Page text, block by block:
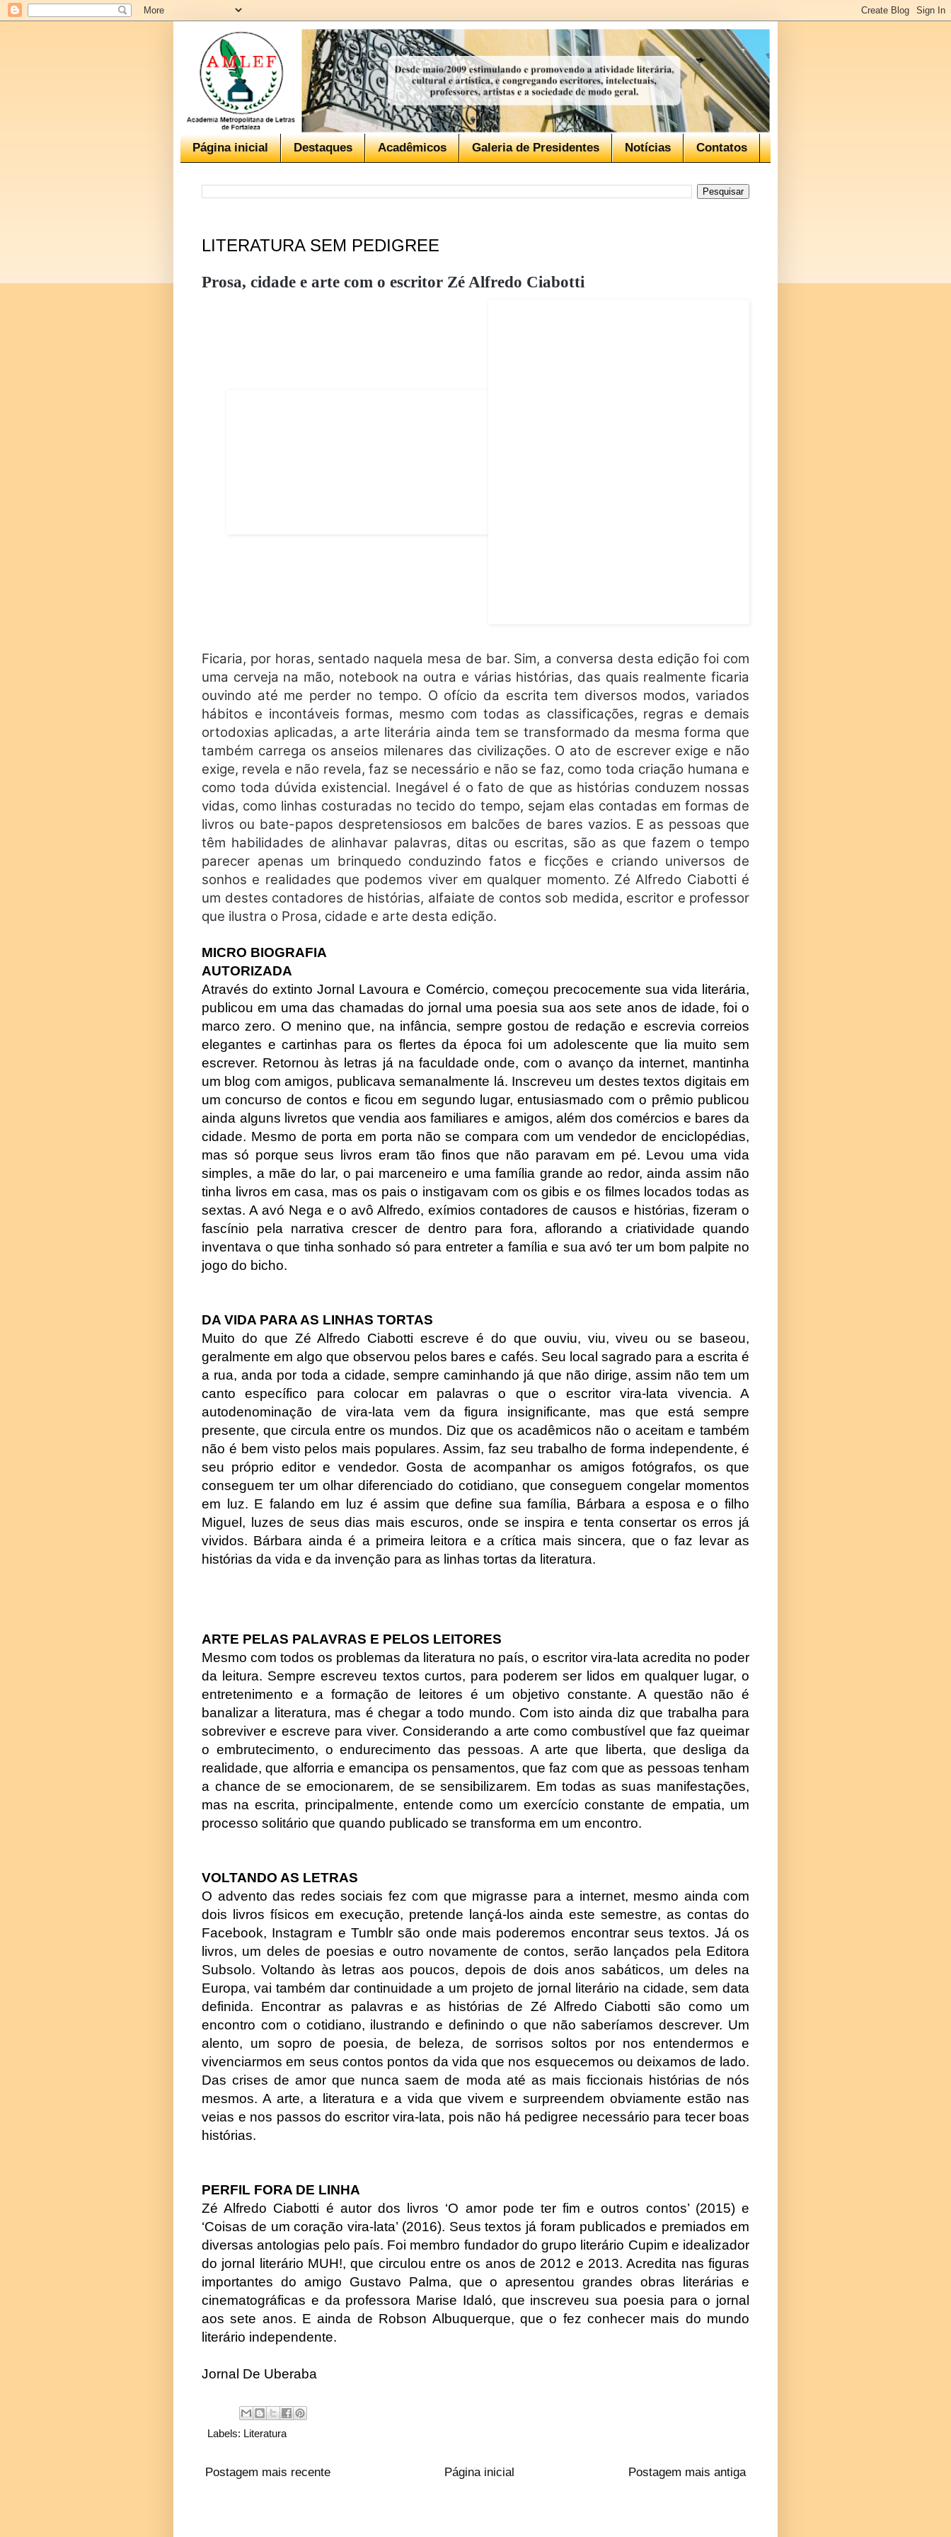
Página inicial Destaques Acadêmicos Galeria de Presidentes Notícias Contatos
LITERATURA SEM PEDIGREE
Prosa, cidade e arte com o escritor Zé Alfredo Ciabotti
Ficaria, por horas, sentado naquela mesa de bar. Sim, a conversa desta edição foi com
uma cerveja na mão, notebook na outra e várias histórias, das quais realmente ficaria
ouvindo até me perder no tempo. O ofício da escrita tem diversos modos, variados
hábitos e incontáveis formas, mesmo com todas as classificações, regras e demais
ortodoxias aplicadas, a arte literária ainda tem se transformado da mesma forma que
também carrega os anseios milenares das civilizações. O ato de escrever exige e não
exige, revela e não revela, faz se necessário e não se faz, como toda criação humana e
como toda dúvida existencial. Inegável é o fato de que as histórias conduzem nossas
vidas, como linhas costuradas no tecido do tempo, sejam elas contadas em formas de
livros ou bate-papos despretensiosos em balcões de bares vazios. E as pessoas que
têm habilidades de alinhavar palavras, ditas ou escritas, são as que fazem o tempo
parecer apenas um brinquedo conduzindo fatos e ficções e criando universos de
sonhos e realidades que podemos viver em qualquer momento. Zé Alfredo Ciabotti é
um destes contadores de histórias, alfaiate de contos sob medida, escritor e professor
que ilustra o Prosa, cidade e arte desta edição.
MICRO BIOGRAFIA
AUTORIZADA
Através do extinto Jornal Lavoura e Comércio, começou precocemente sua vida literária,
publicou em uma das chamadas do jornal uma poesia sua aos sete anos de idade, foi o
marco zero. O menino que, na infância, sempre gostou de redação e escrevia correios
elegantes e cartinhas para os flertes da época foi um adolescente que lia muito sem
escrever. Retornou às letras já na faculdade onde, com o avanço da internet, mantinha
um blog com amigos, publicava semanalmente lá. Inscreveu um destes textos digitais em
um concurso de contos e ficou em segundo lugar, entusiasmado com o prêmio publicou
ainda alguns livretos que vendia aos familiares e amigos, além dos comércios e bares da
cidade. Mesmo de porta em porta não se compara com um vendedor de enciclopédias,
mas só porque seus livros eram tão finos que não paravam em pé. Levou uma vida
simples, a mãe do lar, o pai marceneiro e uma família grande ao redor, ainda assim não
tinha livros em casa, mas os pais o instigavam com os gibis e os filmes locados todas as
sextas. A avó Nega e o avô Alfredo, exímios contadores de causos e histórias, fizeram o
fascínio pela narrativa crescer de dentro para fora, aflorando a criatividade quando
inventava o que tinha sonhado só para entreter a família e sua avó ter um bom palpite no
jogo do bicho.
DA VIDA PARA AS LINHAS TORTAS
Muito do que Zé Alfredo Ciabotti escreve é do que ouviu, viu, viveu ou se baseou,
geralmente em algo que observou pelos bares e cafés. Seu local sagrado para a escrita é
a rua, anda por toda a cidade, sempre caminhando já que não dirige, assim não tem um
canto específico para colocar em palavras o que o escritor vira-lata vivencia. A
autodenominação de vira-lata vem da figura insignificante, mas que está sempre
presente, que circula entre os mundos. Diz que os acadêmicos não o aceitam e também
não é bem visto pelos mais populares. Assim, faz seu trabalho de forma independente, é
seu próprio editor e vendedor. Gosta de acompanhar os amigos fotógrafos, os que
conseguem ter um olhar diferenciado do cotidiano, que conseguem congelar momentos
em luz. E falando em luz é assim que define sua família, Bárbara a esposa e o filho
Miguel, luzes de seus dias mais escuros, onde se inspira e tenta consertar os erros já
vividos. Bárbara ainda é a primeira leitora e a crítica mais sincera, que o faz levar as
histórias da vida e da invenção para as linhas tortas da literatura.
ARTE PELAS PALAVRAS E PELOS LEITORES
Mesmo com todos os problemas da literatura no país, o escritor vira-lata acredita no poder
da leitura. Sempre escreveu textos curtos, para poderem ser lidos em qualquer lugar, o
entretenimento e a formação de leitores é um objetivo constante. A questão não é
banalizar a literatura, mas é chegar a todo mundo. Com isto ainda diz que trabalha para
sobreviver e escreve para viver. Considerando a arte como combustível que faz queimar
o embrutecimento, o endurecimento das pessoas. A arte que liberta, que desliga da
realidade, que alforria e emancipa os pensamentos, que faz com que as pessoas tenham
a chance de se emocionarem, de se sensibilizarem. Em todas as suas manifestações,
mas na escrita, principalmente, entende como um exercício constante de empatia, um
processo solitário que quando publicado se transforma em um encontro.
VOLTANDO AS LETRAS
O advento das redes sociais fez com que migrasse para a internet, mesmo ainda com
dois livros físicos em execução, pretende lançá-los ainda este semestre, as contas do
Facebook, Instagram e Tumblr são onde mais poderemos encontrar seus textos. Já os
livros, um deles de poesias e outro novamente de contos, serão lançados pela Editora
Subsolo. Voltando às letras aos poucos, depois de dois anos sabáticos, um deles na
Europa, vai também dar continuidade a um projeto de jornal literário na cidade, sem data
definida. Encontrar as palavras e as histórias de Zé Alfredo Ciabotti são como um
encontro com o cotidiano, ilustrando e definindo o que não saberíamos descrever. Um
alento, um sopro de poesia, de beleza, de sorrisos soltos por nos entendermos e
vivenciarmos em seus contos pontos da vida que nos esquecemos ou deixamos de lado.
Das crises de amor que nunca saem de moda até as mais ficcionais histórias de nós
mesmos. A arte, a literatura e a vida que vivem e surpreendem obviamente estão nas
veias e nos passos do escritor vira-lata, pois não há pedigree necessário para tecer boas
histórias.
PERFIL FORA DE LINHA
Zé Alfredo Ciabotti é autor dos livros ‘O amor pode ter fim e outros contos’ (2015) e
‘Coisas de um coração vira-lata’ (2016). Seus textos já foram publicados e premiados em
diversas antologias pelo país. Foi membro fundador do grupo literário Cupim e idealizador
do jornal literário MUH!, que circulou entre os anos de 2012 e 2013. Acredita nas figuras
importantes do amigo Gustavo Palma, que o apresentou grandes obras literárias e
cinematográficas e da professora Marise Idaló, que inscreveu sua poesia para o jornal
aos sete anos. E ainda de Robson Albuquerque, que o fez conhecer mais do mundo
literário independente.
Jornal De Uberaba
Labels: Literatura
Postagem mais recente Postagem mais antiga
Página inicial